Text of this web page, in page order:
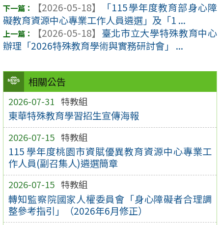
相關公告
2026-07-31 特教組
東華特殊教育學習招生宣傳海報
2026-07-15 特教組
115 學年度桃園市資賦優異教育資源中心專業工
作人員(副召集人)遴選簡章
2026-07-15 特教組
轉知監察院國家人權委員會「身心障礙者合理調
整參考指引」（2026年6月修正）
【2026-05-18】
「115學年度教育部身心障
礙教育資源中心專業工作人員遴選」及「1 ...
【2026-05-18】 臺北市立大學特殊教育中心
辦理「2026特殊教育學術與實務研討會」 ...